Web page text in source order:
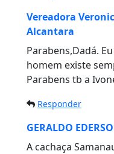
Vereadora
Alcantara
Parabens,Dadá.
homem existe
Parabens tb a
Responder
GERALDO
A cachaça